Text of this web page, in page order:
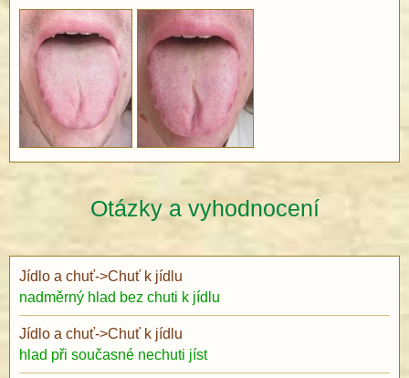
Otázky a vyhodnocení
Jídlo a chuť->Chuť k jídlu
nadměrný hlad bez chuti k jídlu
Jídlo a chuť->Chuť k jídlu
hlad při současné nechuti jíst